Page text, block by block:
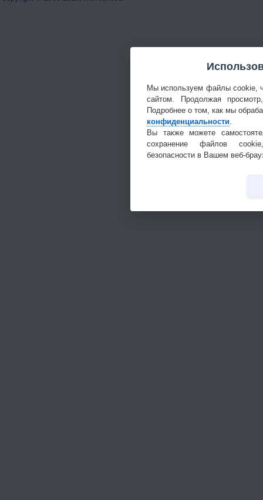
Мы используем файлы cookie,
сайтом. Продолжая
Подробнее о том, как мы
конфиденциальности
Вы также можете
сохранение файлов
безопасности в Вашем веб-